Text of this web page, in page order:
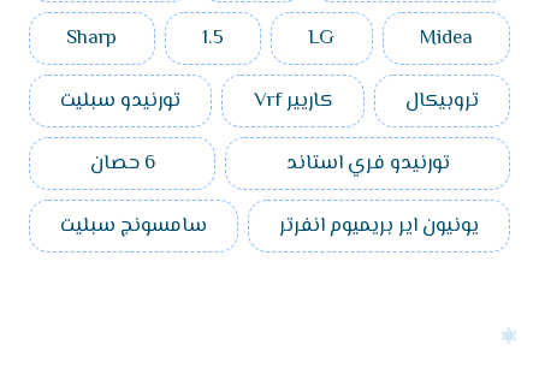
Midea
LG
1.5
Sharp
تروبيكال
كاريير Vrf
تورنيدو سبليت
تورنيدو فري استاند
6 حصان
يونيون اير بريميوم انفرتر
سامسونج سبليت